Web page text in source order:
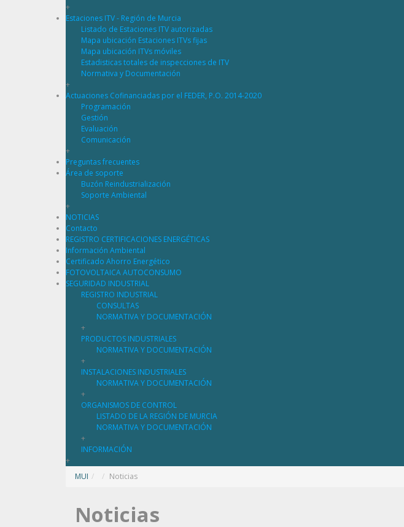
+
Estaciones ITV - Región de Murcia
Listado de Estaciones ITV autorizadas
Mapa ubicación Estaciones ITVs fijas
Mapa ubicación ITVs móviles
Estadisticas totales de inspecciones de ITV
Normativa y Documentación
+
Actuaciones Cofinanciadas por el FEDER, P.O. 2014-2020
Programación
Gestión
Evaluación
Comunicación
+
Preguntas frecuentes
Área de soporte
Buzón Reindustrialización
Soporte Ambiental
+
NOTICIAS
Contacto
REGISTRO CERTIFICACIONES ENERGÉTICAS
Información Ambiental
Certificado Ahorro Energético
FOTOVOLTAICA AUTOCONSUMO
SEGURIDAD INDUSTRIAL
REGISTRO INDUSTRIAL
CONSULTAS
NORMATIVA Y DOCUMENTACIÓN
+
PRODUCTOS INDUSTRIALES
NORMATIVA Y DOCUMENTACIÓN
+
INSTALACIONES INDUSTRIALES
NORMATIVA Y DOCUMENTACIÓN
+
ORGANISMOS DE CONTROL
LISTADO DE LA REGIÓN DE MURCIA
NORMATIVA Y DOCUMENTACIÓN
+
INFORMACIÓN
+
MUI / Noticias
Noticias